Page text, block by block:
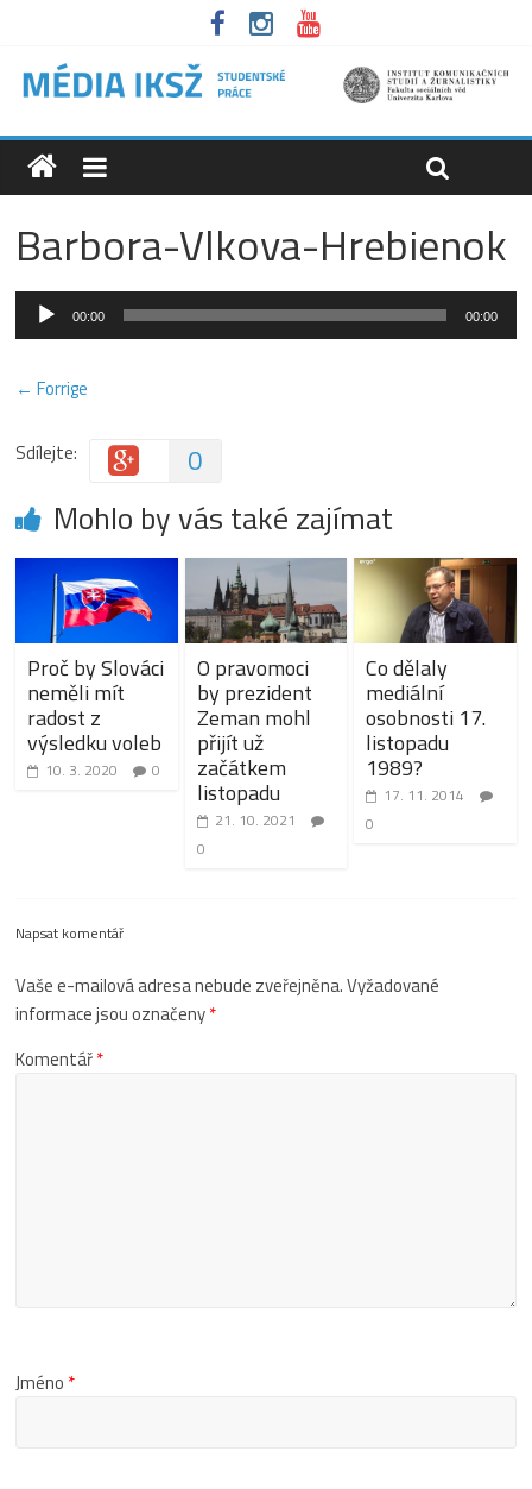
Barbora-Vlkova-Hrebienok
Audio
přehrávač
00:00 00:00
← Forrige
Sdílejte: 0
Mohlo by vás také zajímat
Proč by Slováci
neměli mít
radost z
výsledku voleb
10. 3. 2020 0
O pravomoci
by prezident
Zeman mohl
přijít už
začátkem
listopadu
21. 10. 2021
0
Co dělaly
mediální
osobnosti 17.
listopadu
1989?
17. 11. 2014
0
Napsat komentář
Vaše e-mailová adresa nebude zveřejněna.Vyžadované
informace jsou označeny*
Komentář*
Jméno *